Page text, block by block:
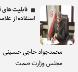
قابلیت
استفاده از
محمدجواد حاجی حسینی-
مجلس وزارت صمت